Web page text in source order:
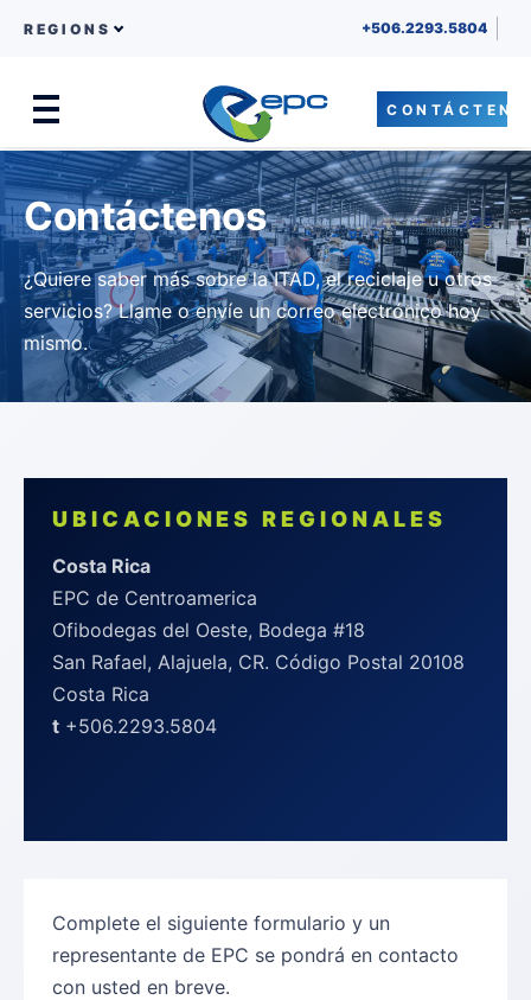
Skip to content
REGIONS +506.2293.5804
Contáctenos
¿Quiere saber más sobre la ITAD, el reciclaje u otros
servicios? Llame o envíe un correo electrónico hoy
mismo.
UBICACIONES REGIONALES
Costa Rica
EPC de Centroamerica
Ofibodegas del Oeste, Bodega #18
San Rafael, Alajuela, CR. Código Postal 20108
Costa Rica
t +506.2293.5804
Complete el siguiente formulario y un
representante de EPC se pondrá en contacto
con usted en breve.